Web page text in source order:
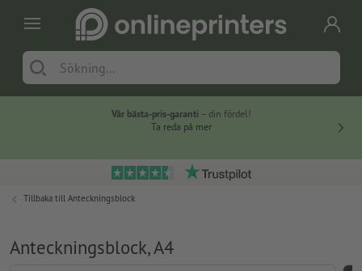
Vår bästa-pris-garanti – din fördel!
Ta reda på mer
Tillbaka till Anteckningsblock
Anteckningsblock, A4